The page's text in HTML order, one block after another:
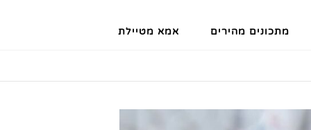
מתכונים מהירים אמא מטיילת